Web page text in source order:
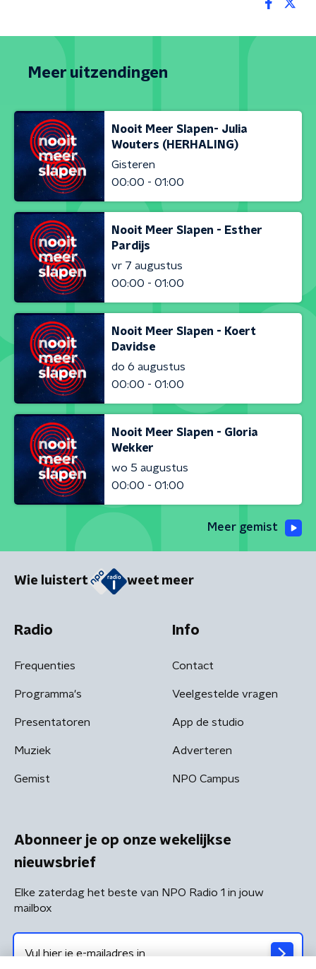
Meer uitzendingen
Nooit Meer Slapen- Julia
Wouters (HERHALING)
Gisteren
00:00 - 01:00
Nooit Meer Slapen - Esther
Pardijs
vr 7 augustus
00:00 - 01:00
Nooit Meer Slapen - Koert
Davidse
do 6 augustus
00:00 - 01:00
Nooit Meer Slapen - Gloria
Wekker
wo 5 augustus
00:00 - 01:00
Meer gemist
Wie luistert weet meer
Radio
Frequenties
Programma's
Presentatoren
Muziek
Gemist
Info
Contact
Veelgestelde vragen
App de studio
Adverteren
NPO Campus
Abonneer je op onze wekelijkse
nieuwsbrief
Elke zaterdag het beste van NPO Radio 1 in jouw
mailbox